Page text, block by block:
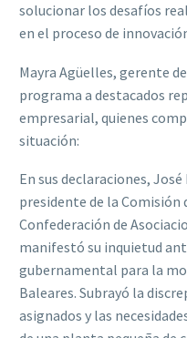
solucionar los desafíos
en el proceso de
Mayra Agüelles, gerente
programa a destacados
empresarial, quienes
situación:
En sus declaraciones, José
presidente de la Comisión
Confederación de
manifestó su inquietud
gubernamental para la
Baleares. Subrayó la
asignados y las